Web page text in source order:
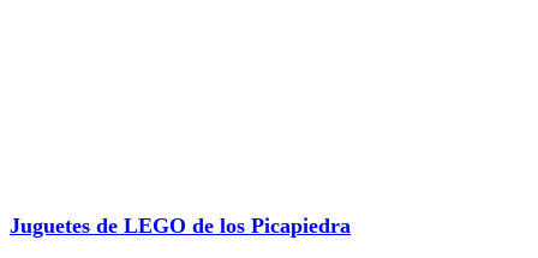
Juguetes de LEGO de los Picapiedra